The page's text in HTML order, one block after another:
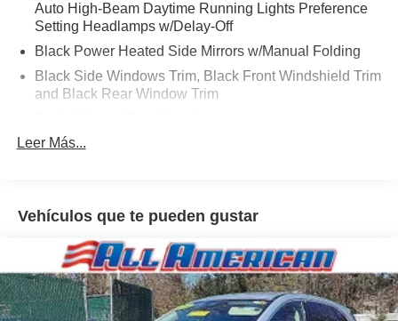
Auto High-Beam Daytime Running Lights Preference
Setting Headlamps w/Delay-Off
Black Power Heated Side Mirrors w/Manual Folding
Black Side Windows Trim, Black Front Windshield Trim
and Black Rear Window Trim
Body-Colored Front Bumper
Chrome Bodyside Insert, Black Bodyside Cladding and
Black Wheel Well Trim
Compact Spare Tire Mounted Inside Under Cargo
Deep Tinted Glass
Fixed Rear Window w/Wiper, Heated Wiper Park and
Leer Más...
Vehículos que te pueden gustar